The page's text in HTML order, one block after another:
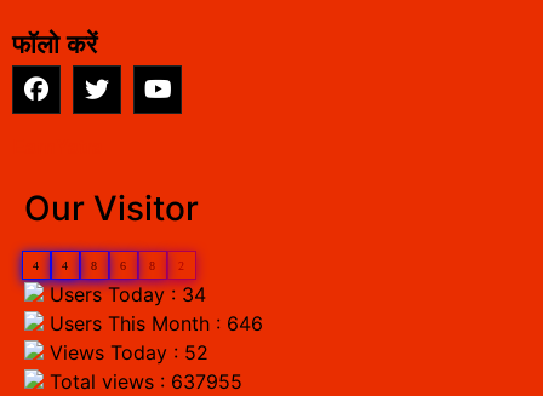
फॉलो करें
Our Visitor
4 4 8 6 8 2
Users Today : 34
Users This Month : 646
Views Today : 52
Total views : 637955